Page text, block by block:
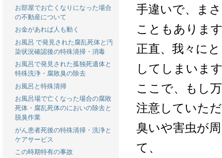
手違いで、ま
こともありま
正直、我々に
してしまいま
ここで、もし
注意していた
臭いや害虫が
て、
お部屋でお亡くなりになった場合
の不動産について
お金があれば人も動く
お風呂 で発見された腐乱死体と汚
染状況確認後の特殊清掃・消毒
お風呂で発見された孤独死遺体と
特殊洗浄・腐敗臭の除去
お風呂と特殊清掃
お風呂場で亡くなった場合の腐敗
死体・腐乱死体のにおいの除去と
脱臭作業
がん患者死後の特殊清掃・洗浄と
ケアサービス
この時期特有の事故